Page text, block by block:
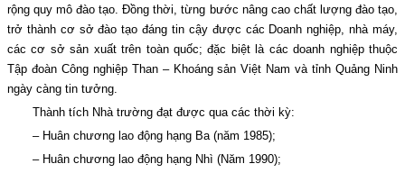
rộng quy mô đào tạo. Đồng thời, từng bước nâng cao chất lượng đào tạo,
trở thành cơ sở đào tạo đáng tin cậy được các Doanh nghiệp, nhà máy,
các cơ sở sản xuất trên toàn quốc; đặc biệt là các doanh nghiệp thuộc
Tập đoàn Công nghiệp Than – Khoáng sản Việt Nam và tỉnh Quảng Ninh
ngày càng tin tưởng.
Thành tích Nhà trường đạt được qua các thời kỳ:
– Huân chương lao động hạng Ba (năm 1985);
– Huân chương lao động hạng Nhì (Năm 1990);